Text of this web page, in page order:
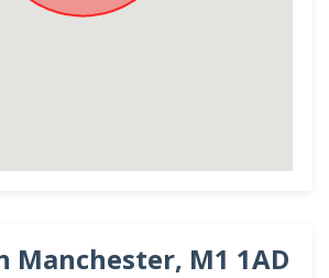
Manchester, M1 1AD